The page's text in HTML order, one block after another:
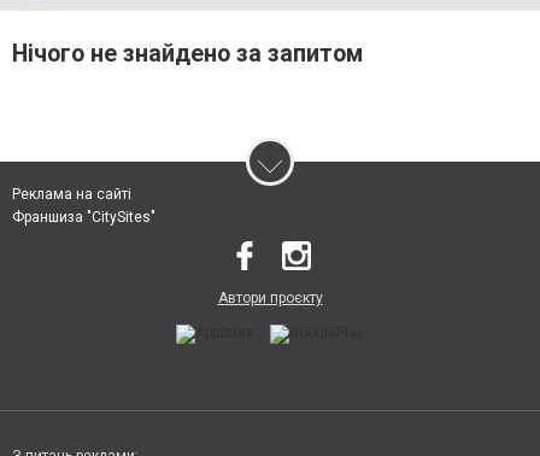
Нічого не знайдено за запитом
Реклама на сайті
Франшиза "CitySites"
Автори проєкту